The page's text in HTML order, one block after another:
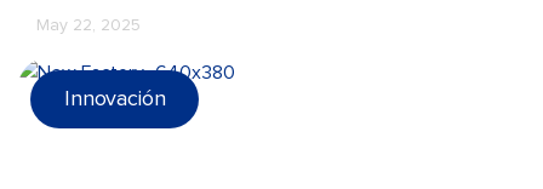
May 22, 2025
Innovación